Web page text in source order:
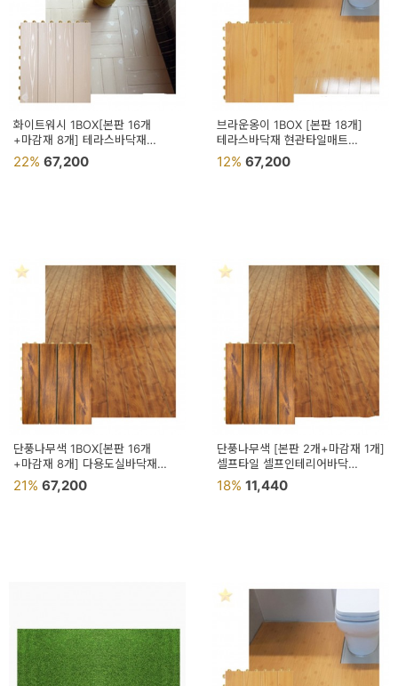
화이트워시 1BOX[본판 16개
+마감재 8개] 테라스바닥재
발코니타일 조립마루 바닥깔개
22% 67,200
브라운옹이 1BOX [본판 18개]
테라스바닥재 현관타일매트
인테리어타일 셀프시공타일
12% 67,200
단풍나무색 1BOX[본판 16개
+마감재 8개] 다용도실바닥재
셀프바닥시공 마루발판 조립마루
21% 67,200
단풍나무색 [본판 2개+마감재 1개]
셀프타일 셀프인테리어바닥
다용도실타일 인테리어타일
18% 11,440